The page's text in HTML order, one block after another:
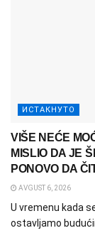
ИСТАКНУТО
VIŠE NEĆE
MISLIO DA JE
PONOVO DA
AVGUST 6, 2026
U vremenu kada
ostavljamo